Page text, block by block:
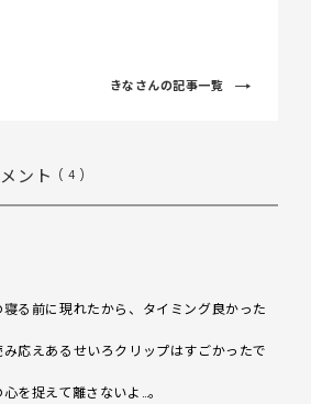
きなさんの記事一覧
ント ( 4 )
る前に現れたから、タイミング良かった
応えあるせいろクリップはすごかったで
を捉えて離さないよ…。